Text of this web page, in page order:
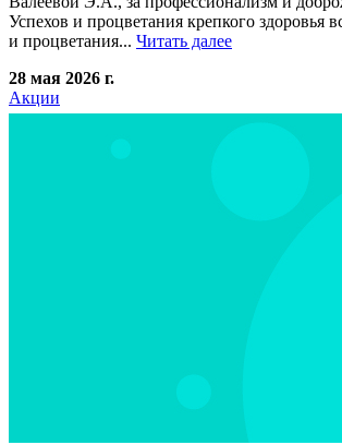
Успехов и процветания крепкого здоровья
и процветания... Читать далее
28 мая 2026 г.
Акции